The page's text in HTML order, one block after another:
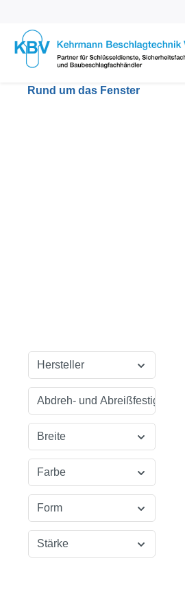
Rund um das Fenster
Hersteller
Abdreh- und Abreißfestigkeit
Breite
Farbe
Form
Stärke